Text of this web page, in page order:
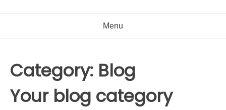
Menu
Category: Blog
Your blog category